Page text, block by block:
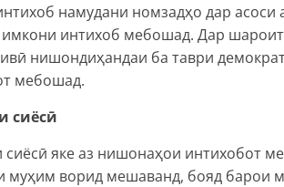
намудани номзадҳо дар
интихоб мебошад. Дар
нишондиҳандаи ба таври
мебошад.
сиёсӣ
сиёсӣ яке аз нишонаҳои интихобот
муҳим ворид мешаванд, бояд барои